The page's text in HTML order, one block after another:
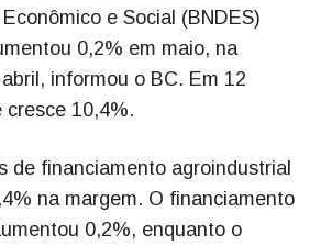
e Social (BNDES)
0,2% em maio, na
informou o BC. Em 12
cresce 10,4%.
de financiamento agroindustrial
na margem. O financiamento
0,2%, enquanto o